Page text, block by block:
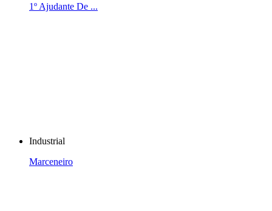
1º Ajudante De ...
Industrial
Marceneiro